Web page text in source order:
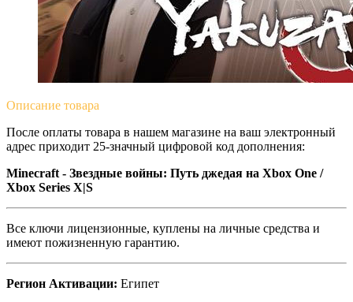
Описание товара
После оплаты товара в нашем магазине на ваш электронный
адрес приходит 25-значный цифровой код дополнения:
Minecraft - Звездные войны: Путь джедая на Xbox One /
Xbox Series X|S
Все ключи лицензионные, куплены на личные средства и
имеют пожизненную гарантию.
Регион Активации: Египет